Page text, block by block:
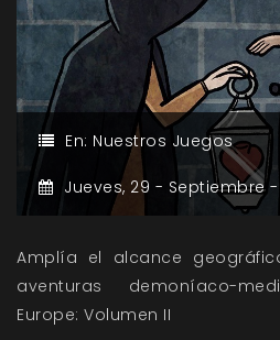
En: Nuestros Juegos
Jueves, 29 - Septiembre -
Amplía el alcance
aventuras demoníaco-
Europe: Volumen II